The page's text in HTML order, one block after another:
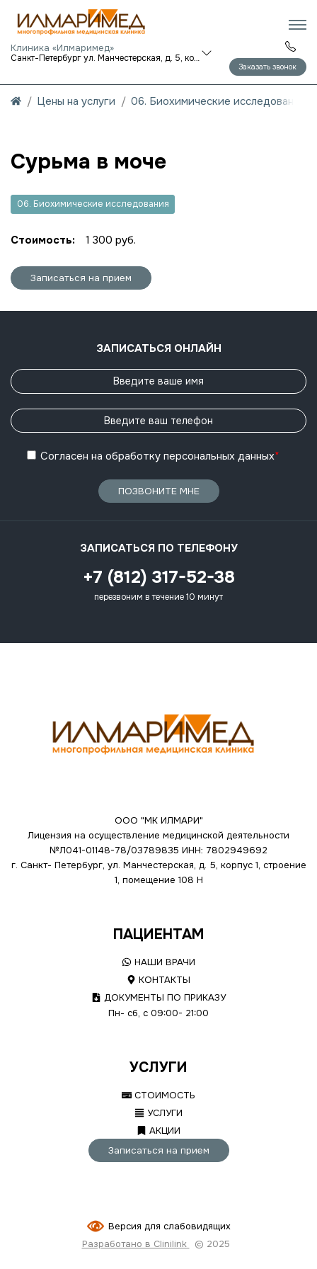
Клиника «Илмаримед»
Санкт-Петербург ул. Манчестерская, д. 5, корп. 1
Заказать звонок
Цены на услуги 06. Биохимические исследования
Сурьма в моче
06. Биохимические исследования
Стоимость: 1 300 руб.
Записаться на прием
ЗАПИСАТЬСЯ ОНЛАЙН
Согласен на обработку персональных данных*
ПОЗВОНИТЕ МНЕ
ЗАПИСАТЬСЯ ПО ТЕЛЕФОНУ
+7 (812) 317-52-38
перезвоним в течение 10 минут
ООО "МК ИЛМАРИ"
Лицензия на осуществление медицинской деятельности
№Л041-01148-78/03789835 ИНН: 7802949692
г. Санкт- Петербург, ул. Манчестерская, д. 5, корпус 1, строение
1, помещение 108 Н
ПАЦИЕНТАМ
НАШИ ВРАЧИ
КОНТАКТЫ
ДОКУМЕНТЫ ПО ПРИКАЗУ
Пн- сб, с 09:00- 21:00
УСЛУГИ
СТОИМОСТЬ
УСЛУГИ
АКЦИИ
Записаться на прием
Версия для слабовидящих
Разработано в Clinilink
© 2025